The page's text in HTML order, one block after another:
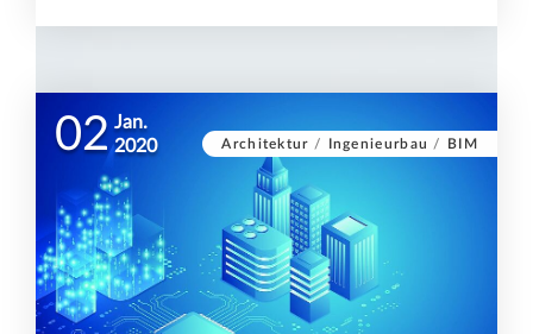
Architektur / Ingenieurbau / BIM
02 Jan.
2020